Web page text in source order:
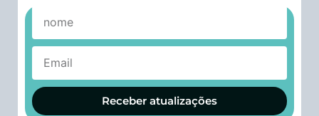
Receber atualizações